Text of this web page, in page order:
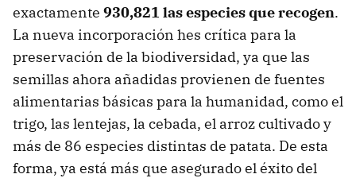
exactamente 930,821 las especies que recogen.
La nueva incorporación hes crítica para la
preservación de la biodiversidad, ya que las
semillas ahora añadidas provienen de fuentes
alimentarias básicas para la humanidad, como el
trigo, las lentejas, la cebada, el arroz cultivado y
más de 86 especies distintas de patata. De esta
forma, ya está más que asegurado el éxito del